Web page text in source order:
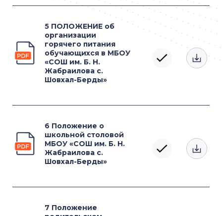
5 ПОЛОЖЕНИЕ об
организации
горячего питания
обучающихся в МБОУ
«СОШ им. Б. Н.
Жабраилова с.
Шовхал-Берды»
6 Положение о
школьной столовой
МБОУ «СОШ им. Б. Н.
Жабраилова с.
Шовхал-Берды»
7 Положение